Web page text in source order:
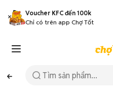
Voucher KFC đến 100k
Chỉ có trên app Chợ Tốt